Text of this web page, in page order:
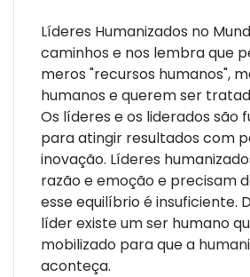
Líderes Humanizados no
caminhos e nos lembra que
meros "recursos humanos",
humanos e querem ser
Os líderes e os liderados são
para atingir resultados com
inovação. Líderes
razão e emoção e precisam
esse equilíbrio é insuficiente.
líder existe um ser humano
mobilizado para que a
aconteça.